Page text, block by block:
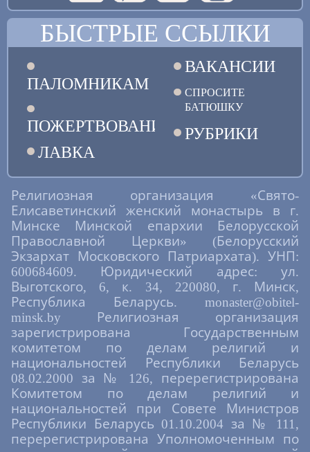
БЫСТРЫЕ ССЫЛКИ
ПАЛОМНИКАМ
ПОЖЕРТВОВАНИЯ
ЛАВКА
ВАКАНСИИ
СПРОСИТЕ
БАТЮШКУ
РУБРИКИ
Религиозная организация «Свято-
Елисаветинский женский монастырь в г.
Минске Минской епархии Белорусской
Православной Церкви» (Белорусский
Экзархат Московского Патриархата). УНП:
600684609. Юридический адрес: ул.
Выготского, 6, к. 34, 220080, г. Минск,
Республика Беларусь. monaster@obitel-
minsk.by Религиозная организация
зарегистрирована Государственным
комитетом по делам религий и
национальностей Республики Беларусь
08.02.2000 за № 126, перерегистрирована
Комитетом по делам религий и
национальностей при Совете Министров
Республики Беларусь 01.10.2004 за № 111,
перерегистрирована Уполномоченным по